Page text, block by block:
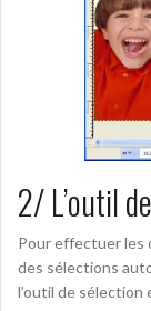
2/ L’outil
Pour effectuer les
des sélections
l’outil de sélection